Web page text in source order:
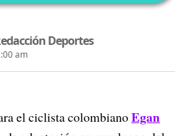
Deportes
am
el ciclista colombianoEgan